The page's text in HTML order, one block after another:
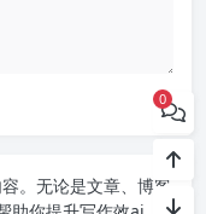
。无论是文章、博客
0